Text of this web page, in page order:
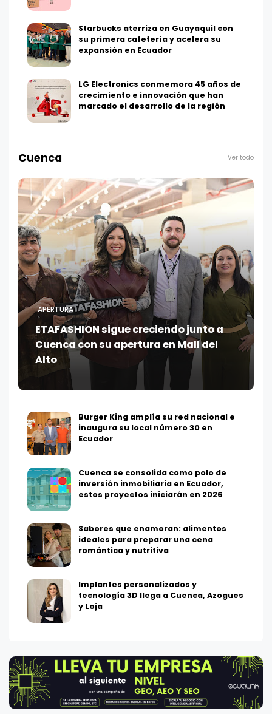
Starbucks aterriza en Guayaquil con
su primera cafetería y acelera su
expansión en Ecuador
LG Electronics conmemora 45 años de
crecimiento e innovación que han
marcado el desarrollo de la región
Cuenca Ver todo
APERTURA
ETAFASHION sigue creciendo junto a
Cuenca con su apertura en Mall del
Alto
Burger King amplía su red nacional e
inaugura su local número 30 en
Ecuador
Cuenca se consolida como polo de
inversión inmobiliaria en Ecuador,
estos proyectos iniciarán en 2026
Sabores que enamoran: alimentos
ideales para preparar una cena
romántica y nutritiva
Implantes personalizados y
tecnología 3D llega a Cuenca, Azogues
y Loja